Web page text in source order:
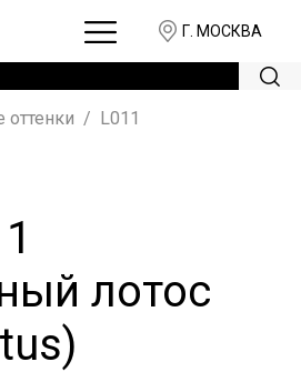
Г. МОСКВА
оттенки L011
лотос